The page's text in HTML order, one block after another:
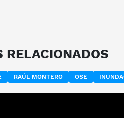
RELACIONADOS
RAÚL MONTERO OSE